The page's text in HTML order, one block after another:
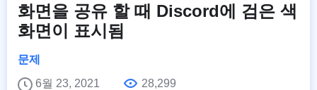
화면을 공유 할 때 Discord에 검은 색
화면이 표시됨
문제
6월 23, 2021
28,299